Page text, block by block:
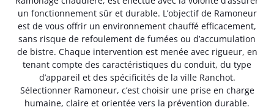
un fonctionnement sûr et durable. L’objectif de Ramoneur
est de vous offrir un environnement chauffé efficacement,
sans risque de refoulement de fumées ou d’accumulation
de bistre. Chaque intervention est menée avec rigueur, en
tenant compte des caractéristiques du conduit, du type
d’appareil et des spécificités de la ville Ranchot.
Sélectionner Ramoneur, c’est choisir une prise en charge
humaine, claire et orientée vers la prévention durable.